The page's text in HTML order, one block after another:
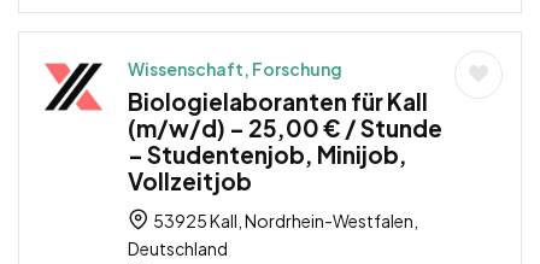
Wissenschaft, Forschung
Biologielaboranten für Kall
(m/w/d) – 25,00 € / Stunde
– Studentenjob, Minijob,
Vollzeitjob
53925 Kall, Nordrhein-Westfalen,
Deutschland